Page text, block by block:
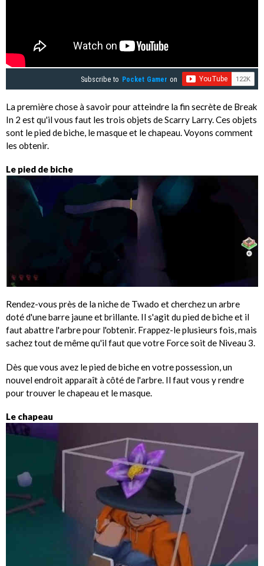
Subscribe to Pocket Gamer on
La première chose à savoir pour atteindre la fin secrète de Break
In 2 est qu'il vous faut les trois objets de Scarry Larry. Ces objets
sont le pied de biche, le masque et le chapeau. Voyons comment
les obtenir.
Le pied de biche
Rendez-vous près de la niche de Twado et cherchez un arbre
doté d'une barre jaune et brillante. Il s'agit du pied de biche et il
faut abattre l'arbre pour l'obtenir. Frappez-le plusieurs fois, mais
sachez tout de même qu'il faut que votre Force soit de Niveau 3.
Dès que vous avez le pied de biche en votre possession, un
nouvel endroit apparaît à côté de l'arbre. Il faut vous y rendre
pour trouver le chapeau et le masque.
Le chapeau